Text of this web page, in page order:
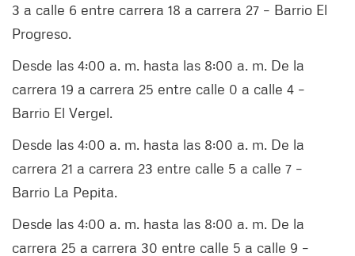
3 a calle 6 entre carrera 18 a carrera 27 – Barrio El
Progreso.
Desde las 4:00 a. m. hasta las 8:00 a. m. De la
carrera 19 a carrera 25 entre calle 0 a calle 4 –
Barrio El Vergel.
Desde las 4:00 a. m. hasta las 8:00 a. m. De la
carrera 21 a carrera 23 entre calle 5 a calle 7 –
Barrio La Pepita.
Desde las 4:00 a. m. hasta las 8:00 a. m. De la
carrera 25 a carrera 30 entre calle 5 a calle 9 –